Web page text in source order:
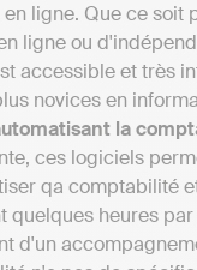
ligne. Que ce soit
ligne ou
accessible et très
novices en
la
ces logiciels
qa comptabilité
quelques heures par
d'un